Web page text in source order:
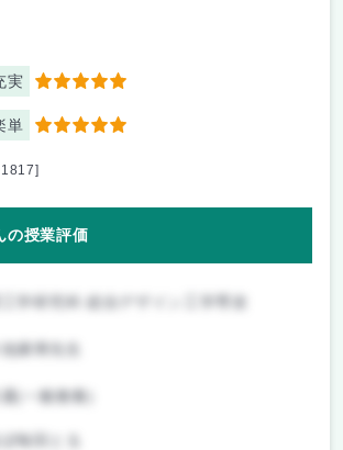
実 5
単 5
の授業評価
池康博先生
通(一般教養)
ぼ毎回とる